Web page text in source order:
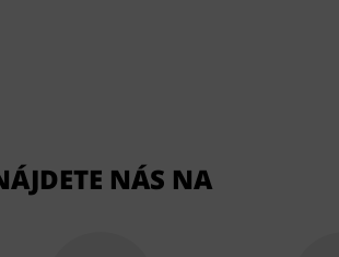
NÁS NA